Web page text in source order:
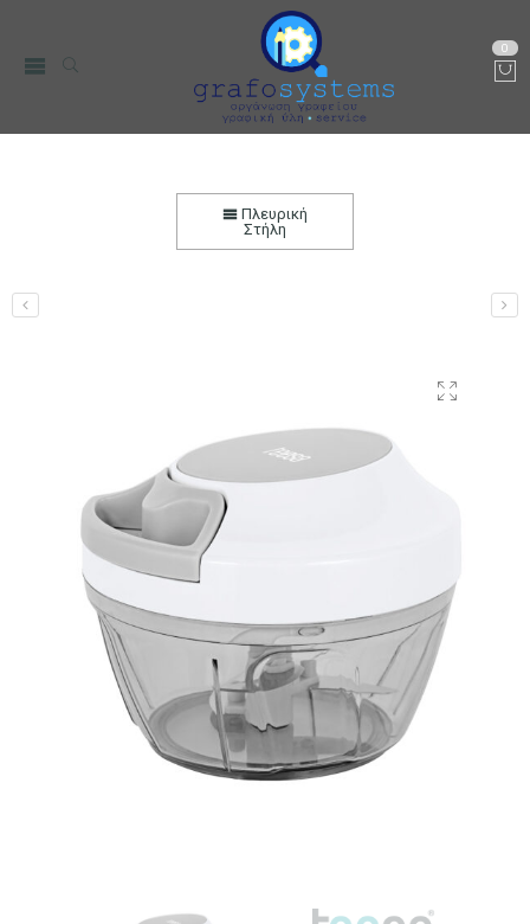
0
Μικρο-Συσκευές Κουζίνας
Πλευρική
Στήλη